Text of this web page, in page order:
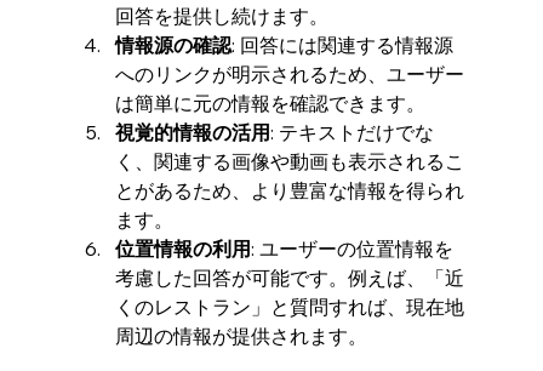
回答を提供し続けます。
情報源の確認: 回答には関連する情報源
へのリンクが明示されるため、ユーザー
は簡単に元の情報を確認できます。
視覚的情報の活用: テキストだけでな
く、関連する画像や動画も表示されるこ
とがあるため、より豊富な情報を得られ
ます。
位置情報の利用: ユーザーの位置情報を
考慮した回答が可能です。例えば、「近
くのレストラン」と質問すれば、現在地
周辺の情報が提供されます。